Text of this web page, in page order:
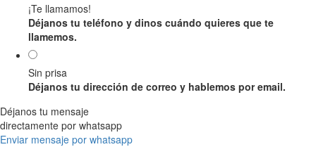
¡Te llamamos!
Déjanos tu teléfono y dinos cuándo quieres que te
llamemos.
Sin prisa
Déjanos tu dirección de correo y hablemos por email.
Déjanos tu mensaje
directamente por whatsapp
Enviar mensaje por whatsapp